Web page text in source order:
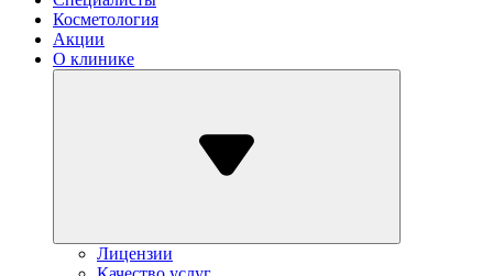
Косметология
Акции
О клинике
Лицензии